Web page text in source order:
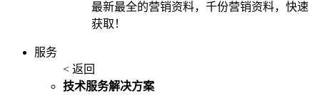
最新最全的营销资料，千份营销资料，快速
获取！
服务
< 返回
技术服务解决方案